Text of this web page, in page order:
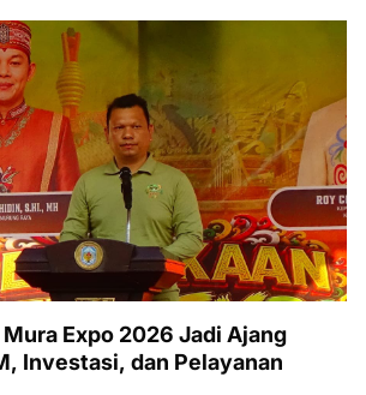
Expo 2026 Jadi Ajang
Investasi, dan Pelayanan